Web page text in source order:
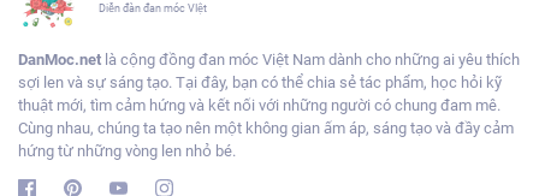
Diễn đàn đan móc VIệt
DanMoc.net là cộng đồng đan móc Việt Nam dành cho những ai yêu thích
sợi len và sự sáng tạo. Tại đây, bạn có thể chia sẻ tác phẩm, học hỏi kỹ
thuật mới, tìm cảm hứng và kết nối với những người có chung đam mê.
Cùng nhau, chúng ta tạo nên một không gian ấm áp, sáng tạo và đầy cảm
hứng từ những vòng len nhỏ bé.